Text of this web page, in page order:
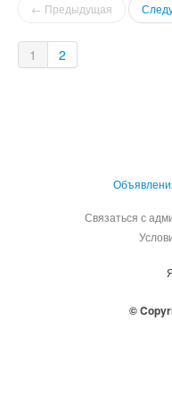
← Предыдущая
1 2
Связаться с
©